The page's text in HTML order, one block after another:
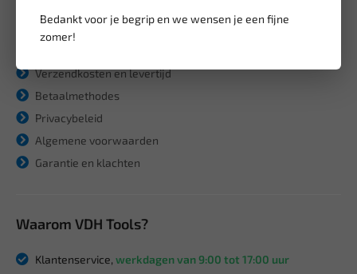
Bedankt voor je begrip en we wensen je een fijne
zomer!
Nieuwe producten
Verzendkosten en levertijd
Betaalmethodes
Privacybeleid
Algemene voorwaarden
Garantie en klachten
Waarom VDH Tools?
Klantenservice, werkdagen van 9:00 tot 17:00 uur